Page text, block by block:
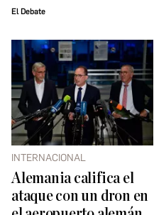
El Debate
INTERNACIONAL
Alemania califica el
ataque con un dron en